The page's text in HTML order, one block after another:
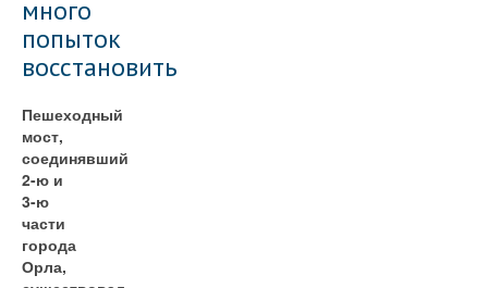
много
попыток
восстановить
Пешеходный
мост,
соединявший
2-ю и
3-ю
части
города
Орла,